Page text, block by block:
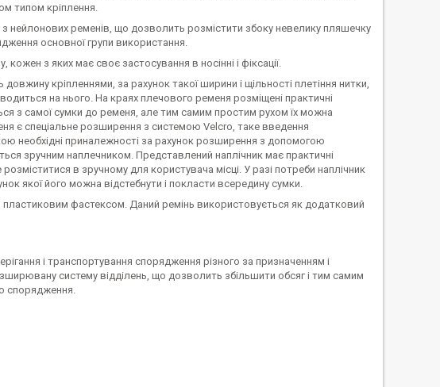
типом кріплення.
нейлонових ременів, що дозволить розмістити збоку невелику пляшечку
основної групи використання.
з яких має своє застосування в носінні і фіксації.
кріпленнями, за рахунок такої ширини і щільності плетіння нитки,
на нього. На краях плечового ременя розміщені практичні
з самої сумки до ременя, але тим самим простим рухом їх можна
є спеціальне розширення з системою Velcro, таке введення
необхідні приналежності за рахунок розширення з допомогою
зручним наплечником. Представлений наплічник має практичні
в зручному для користувача місці. У разі потреби наплічник
якої його можна відстебнути і покласти всередину сумки.
фастексом. Даний ремінь використовується як додатковий
і транспортування спорядження різного за призначенням і
систему відділень, що дозволить збільшити обсяг і тим самим
спорядження.